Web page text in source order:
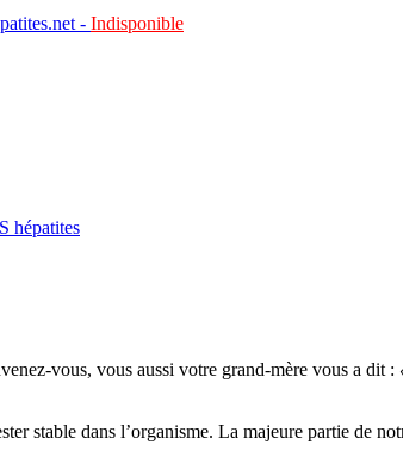
- Indisponible
hépatites
vous, vous aussi votre grand-mère vous a dit :
stable dans l’organisme. La majeure partie de